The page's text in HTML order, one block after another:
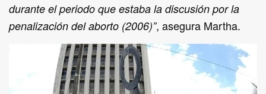
durante el periodo que estaba la discusión por la
penalización del aborto (2006)”, asegura Martha.